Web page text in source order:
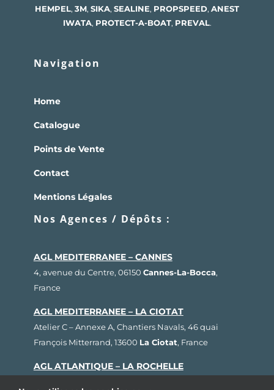
HEMPEL, 3M, SIKA, SEALINE, PROPSPEED, ANEST
IWATA, PROTECT-A-BOAT, PREVAL.
Navigation
Home
Catalogue
Points de Vente
Contact
Mentions Légales
Nos Agences / Dépôts :
AGL MEDITERRANEE – CANNES
4, avenue du Centre, 06150 Cannes-La-Bocca,
France
AGL MEDITERRANEE – LA CIOTAT
Atelier C – Annexe A, Chantiers Navals, 46 quai
François Mitterrand, 13600 La Ciotat, France
AGL ATLANTIQUE – LA ROCHELLE